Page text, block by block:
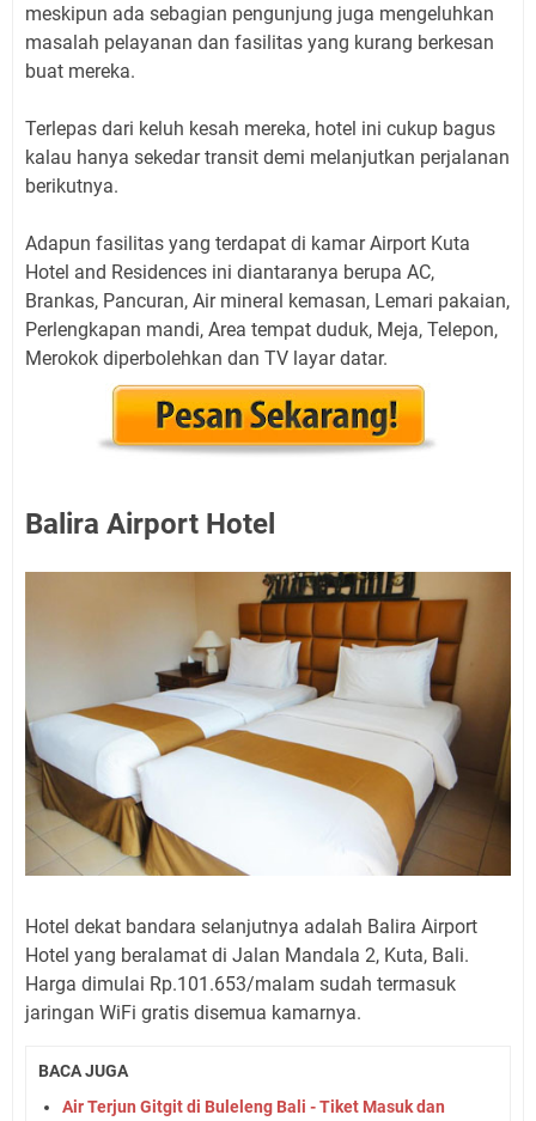
meskipun ada sebagian pengunjung juga mengeluhkan
masalah pelayanan dan fasilitas yang kurang berkesan
buat mereka.
Terlepas dari keluh kesah mereka, hotel ini cukup bagus
kalau hanya sekedar transit demi melanjutkan perjalanan
berikutnya.
Adapun fasilitas yang terdapat di kamar Airport Kuta
Hotel and Residences ini diantaranya berupa AC,
Brankas, Pancuran, Air mineral kemasan, Lemari pakaian,
Perlengkapan mandi, Area tempat duduk, Meja, Telepon,
Merokok diperbolehkan dan TV layar datar.
Balira Airport Hotel
Hotel dekat bandara selanjutnya adalah Balira Airport
Hotel yang beralamat di Jalan Mandala 2, Kuta, Bali.
Harga dimulai Rp.101.653/malam sudah termasuk
jaringan WiFi gratis disemua kamarnya.
BACA JUGA
Air Terjun Gitgit di Buleleng Bali - Tiket Masuk dan